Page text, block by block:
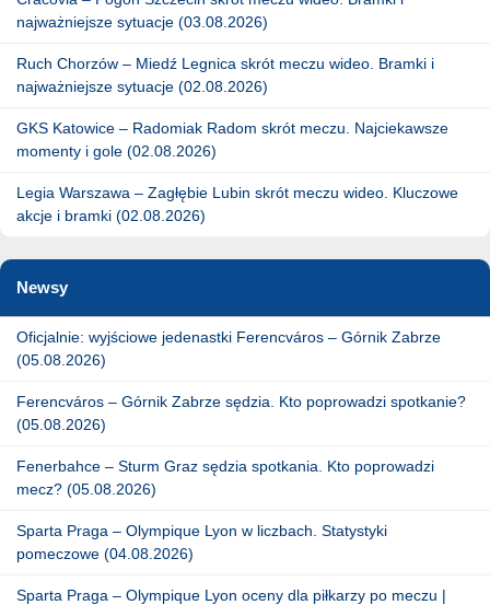
najważniejsze sytuacje (03.08.2026)
Ruch Chorzów – Miedź Legnica skrót meczu wideo. Bramki i
najważniejsze sytuacje (02.08.2026)
GKS Katowice – Radomiak Radom skrót meczu. Najciekawsze
momenty i gole (02.08.2026)
Legia Warszawa – Zagłębie Lubin skrót meczu wideo. Kluczowe
akcje i bramki (02.08.2026)
Newsy
Oficjalnie: wyjściowe jedenastki Ferencváros – Górnik Zabrze
(05.08.2026)
Ferencváros – Górnik Zabrze sędzia. Kto poprowadzi spotkanie?
(05.08.2026)
Fenerbahce – Sturm Graz sędzia spotkania. Kto poprowadzi
mecz? (05.08.2026)
Sparta Praga – Olympique Lyon w liczbach. Statystyki
pomeczowe (04.08.2026)
Sparta Praga – Olympique Lyon oceny dla piłkarzy po meczu |